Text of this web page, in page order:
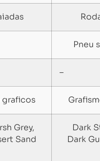
Pneu
–
graficos
Grey,
Sand
Dark
Dark